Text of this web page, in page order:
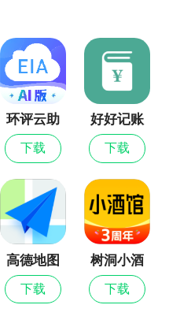
机上借书的自己下载
书，还有大量的名师直
的社区团在这里，可
，一起讨论哦，心动的
在，别忘了关注哦
福利软件来了，在家就
啦！在移动图书馆这
己喜欢的读书，这些类
的经典的图集，让大
游在书本的天堂！赶快
环评云助
手
下载
好好记账
最新版
下载
高德地图
最新版
下载
树洞小酒
馆
下载